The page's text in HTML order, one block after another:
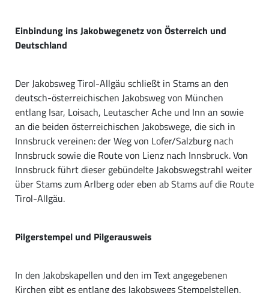
Einbindung ins Jakobwegenetz von Österreich und
Deutschland
Der Jakobsweg Tirol-Allgäu schließt in Stams an den
deutsch-österreichischen Jakobsweg von München
entlang Isar, Loisach, Leutascher Ache und Inn an sowie
an die beiden österreichischen Jakobswege, die sich in
Innsbruck vereinen: der Weg von Lofer/Salzburg nach
Innsbruck sowie die Route von Lienz nach Innsbruck. Von
Innsbruck führt dieser gebündelte Jakobswegstrahl weiter
über Stams zum Arlberg oder eben ab Stams auf die Route
Tirol-Allgäu.
Pilgerstempel und Pilgerausweis
In den Jakobskapellen und den im Text angegebenen
Kirchen gibt es entlang des Jakobswegs Stempelstellen.